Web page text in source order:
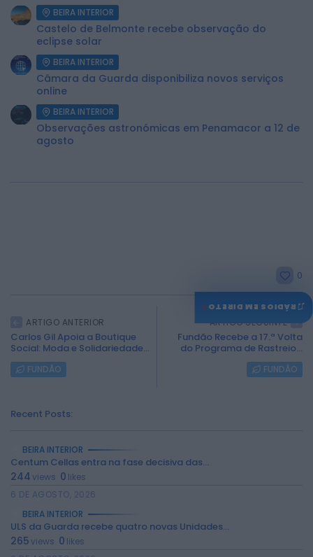
BEIRA INTERIOR
Castelo de Belmonte recebe observação do
eclipse solar
BEIRA INTERIOR
Câmara da Guarda disponibiliza novos serviços
online
BEIRA INTERIOR
Observações astronómicas em Penamacor a 12 de
agosto
0
ARTIGO ANTERIOR
Carlos Gil Apoia a Boutique
Social: Moda e Solidariedade...
FUNDÃO
ARTIGO SEGUINTE
Fundão Recebe a 17.ª Volta
do Programa de Rastreio...
FUNDÃO
Recent Posts:
BEIRA INTERIOR
Centum Cellas entra na fase decisiva das...
244views 0 likes
6 DE AGOSTO, 2026
BEIRA INTERIOR
ULS da Guarda recebe quatro novas Unidades...
265views 0 likes
♫
RÁDIOS EM DIRETO